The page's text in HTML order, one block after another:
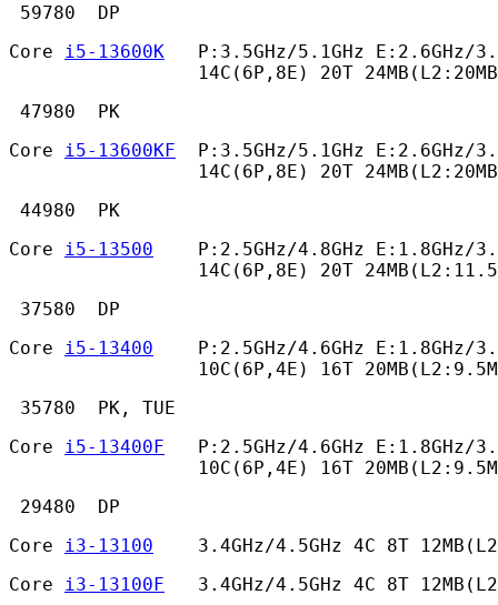
59780  DP
Core i5-13600K
P:3.5GHz/5.1GHz E:2.6GHz/
14C(6P,8E) 20T
47980  PK
Core i5-13600KF
P:3.5GHz/5.1GHz E:2.6GHz/
14C(6P,8E) 20T
44980  PK
Core i5-13500
P:2.5GHz/4.8GHz E:1.8GHz/
14C(6P,8E) 20T
37580  DP
Core i5-13400
P:2.5GHz/4.6GHz E:1.8GHz/
10C(6P,4E) 16T
35780  PK, TUE
Core i5-13400F
P:2.5GHz/4.6GHz E:1.8GHz/
10C(6P,4E) 16T
29480  DP
Core i3-13100
3.4GHz/4.5GHz 4C 8T
Core i3-13100F
3.4GHz/4.5GHz 4C 8T